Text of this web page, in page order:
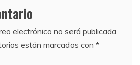
electrónico no será publicada.
están marcados con *